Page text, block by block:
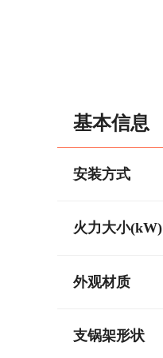
基本信息
安装方式
火力大小(kW)
外观材质
支锅架形状